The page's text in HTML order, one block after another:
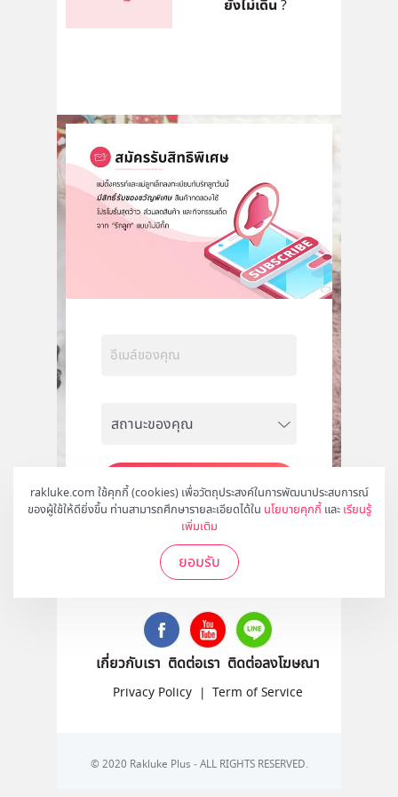
rakluke.com ใช้คุกกี้ (cookies) เพื่อวัตถุประสงค์ในการพัฒนาประสบการณ์
ของผู้ใช้ให้ดียิ่งขึ้น ท่านสามารถศึกษารายละเอียดได้ใน นโยบายคุกกี้ และ เรียนรู้
เพิ่มเติม
ยอมรับ
ยังไม่เดิน ?
สมัคร
ติดตามเราได้ที่
เกี่ยวกับเรา ติดต่อเรา ติดต่อลงโฆษณา
Privacy Policy | Term of Service
© 2020 Rakluke Plus - ALL RIGHTS RESERVED.